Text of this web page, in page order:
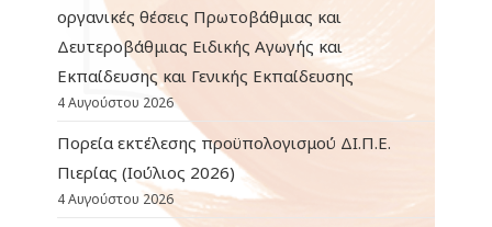
οργανικές θέσεις Πρωτοβάθμιας και
Δευτεροβάθμιας Ειδικής Αγωγής και
Εκπαίδευσης και Γενικής Εκπαίδευσης
4 Αυγούστου 2026
Πορεία εκτέλεσης προϋπολογισμού ΔΙ.Π.Ε.
Πιερίας (Ιούλιος 2026)
4 Αυγούστου 2026